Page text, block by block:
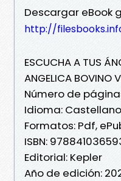
Descargar eBook
http://
ESCUCHA A TUS
ANGELICA BOVINO
Número de
Idioma: Castellano
Formatos: Pdf,
ISBN:
Editorial: Kepler
Año de edición: